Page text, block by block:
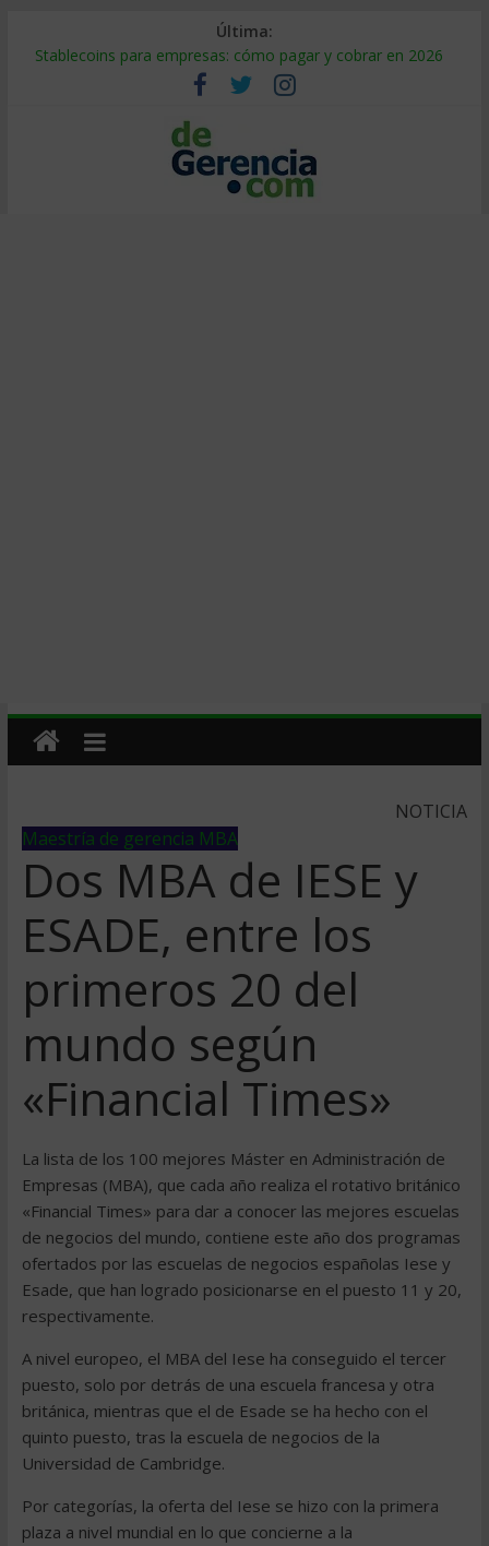
Última:
Stablecoins para empresas: cómo pagar y cobrar en 2026
Despido silencioso: qué es y por qué sale tan caro
IA en selección de personal: cómo auditarla a tiempo
Trabajo forzoso en la cadena de suministro: qué hacer
Mercado hispano de EE. UU.: cómo segmentarlo y venderle
NOTICIA
Maestría de gerencia MBA
Dos MBA de IESE y
ESADE, entre los
primeros 20 del
mundo según
«Financial Times»
La lista de los 100 mejores Máster en Administración de
Empresas (MBA), que cada año realiza el rotativo británico
«Financial Times» para dar a conocer las mejores escuelas
de negocios del mundo, contiene este año dos programas
ofertados por las escuelas de negocios españolas Iese y
Esade, que han logrado posicionarse en el puesto 11 y 20,
respectivamente.
A nivel europeo, el MBA del Iese ha conseguido el tercer
puesto, solo por detrás de una escuela francesa y otra
británica, mientras que el de Esade se ha hecho con el
quinto puesto, tras la escuela de negocios de la
Universidad de Cambridge.
Por categorías, la oferta del Iese se hizo con la primera
plaza a nivel mundial en lo que concierne a la